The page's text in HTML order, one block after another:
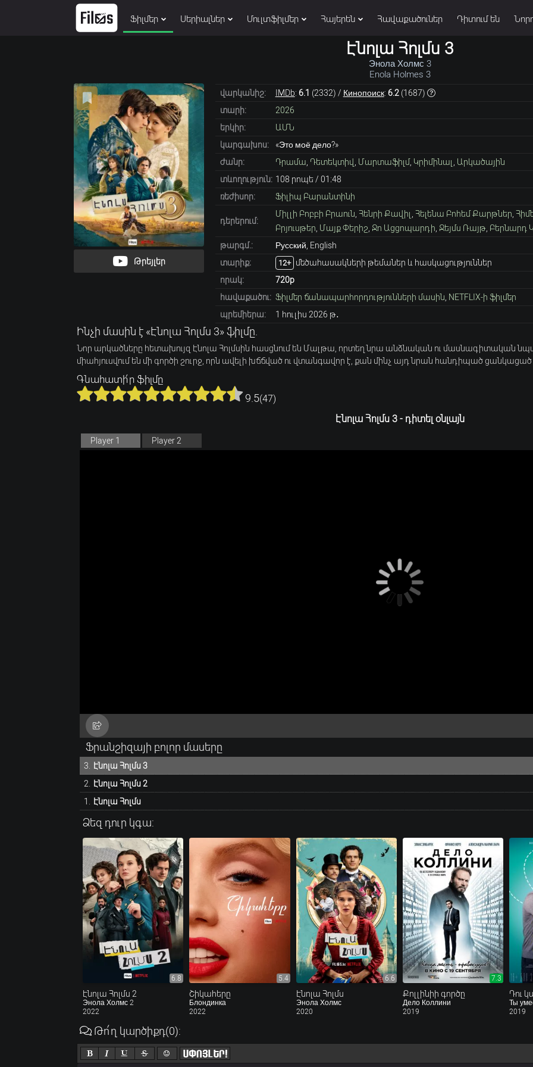
Ֆիլմեր Սերիալներ Մուլտֆիլմեր Հայերեն Հավաքածուներ Դիտում են
Էնոլա Հոլմս 3
Энола Холмс 3
Enola Holmes 3
Թրեյլեր
վարկանիշ: IMDb: 6.1 (2332) / Кинопоиск: 6.2(1687)
տարի:
2026
երկիր:
ԱՄՆ
կարգախոս:
«Это моё дело?»
ժանր:
Դրամա Դետեկտիվ Մարտաֆիլմ, Կրիմինալ
Արկածային
տևողություն: 108 րոպե / 01։48
ռեժիսոր:
Ֆիլիպ Բարանտինի
դերերում:
Միլլի Բոբբի Բրաուն Հենրի Քավիլ Հելենա Բոհեմ Քարթներ
Բրյուսթեր Մայք Փերիշ Ջո Ացցոպարդի Ջեյմս Ռայթ, Բերնարդ
թարգմ.:
Русский, English
տարիք։
12+
մեծահասակների թեմաներ և հասկացություններ
որակ:
720p
հավաքածու: Ֆիլմեր ճանապարհորդությունների մասին NETFLIX-ի ֆիլմեր
պրեմիերա:
1 հուլիս 2026 թ․
Ինչի մասին է «Էնոլա Հոլմս 3» ֆիլմը.
Նոր արկածները հետախույզ Էնոլա Հոլմսին հասցնում են Մալթա, որտեղ նրա անձնական ու մասնագիտական
միահյուսվում են մի գործի շուրջ, որն ավելի խճճված ու վտանգավոր է, քան մինչ այդ նրան հանդիպած ցանկացած
Գնահատի՛ր ֆիլմը
9.5(47)
Էնոլա Հոլմս 3 - դիտել օնլայն
Player 1 Player 2
Ֆրանշիզայի բոլոր մասերը
Էնոլա Հոլմս
Էնոլա Հոլմս 2
Էնոլա Հոլմս 3
Ձեզ դուր կգա:
6.8
Էնոլա Հոլմս 2
Энола Холмс 2
2022
5.4
Շիկահերը
Блондинка
2022
6.6
Էնոլա Հոլմս
Энола Холмс
2020
7.3
Քոլլինիի գործը
Дело Коллини
2019
Ты
2019
Թո՛ղ կարծիքդ(0):